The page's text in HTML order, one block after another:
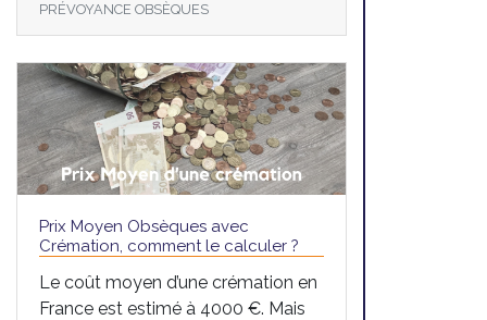
PRÉVOYANCE OBSÈQUES
Prix Moyen Obsèques avec
Crémation, comment le calculer ?
Le coût moyen d’une crémation en
France est estimé à 4000 €. Mais